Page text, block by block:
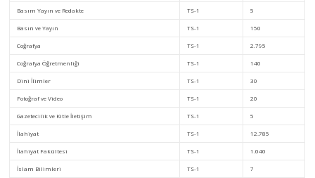
Basım Yayın ve Redakte TS-1 5
Basın ve Yayın TS-1 150
Coğrafya TS-1 2.795
Coğrafya Öğretmenliği TS-1 140
Dini İlimler TS-1 30
Fotoğraf ve Video TS-1 20
Gazetecilik ve Kitle İletişim TS-1 5
İlahiyat TS-1 12.785
İlahiyat Fakültesi TS-1 1.040
İslam Bilimleri TS-1 7